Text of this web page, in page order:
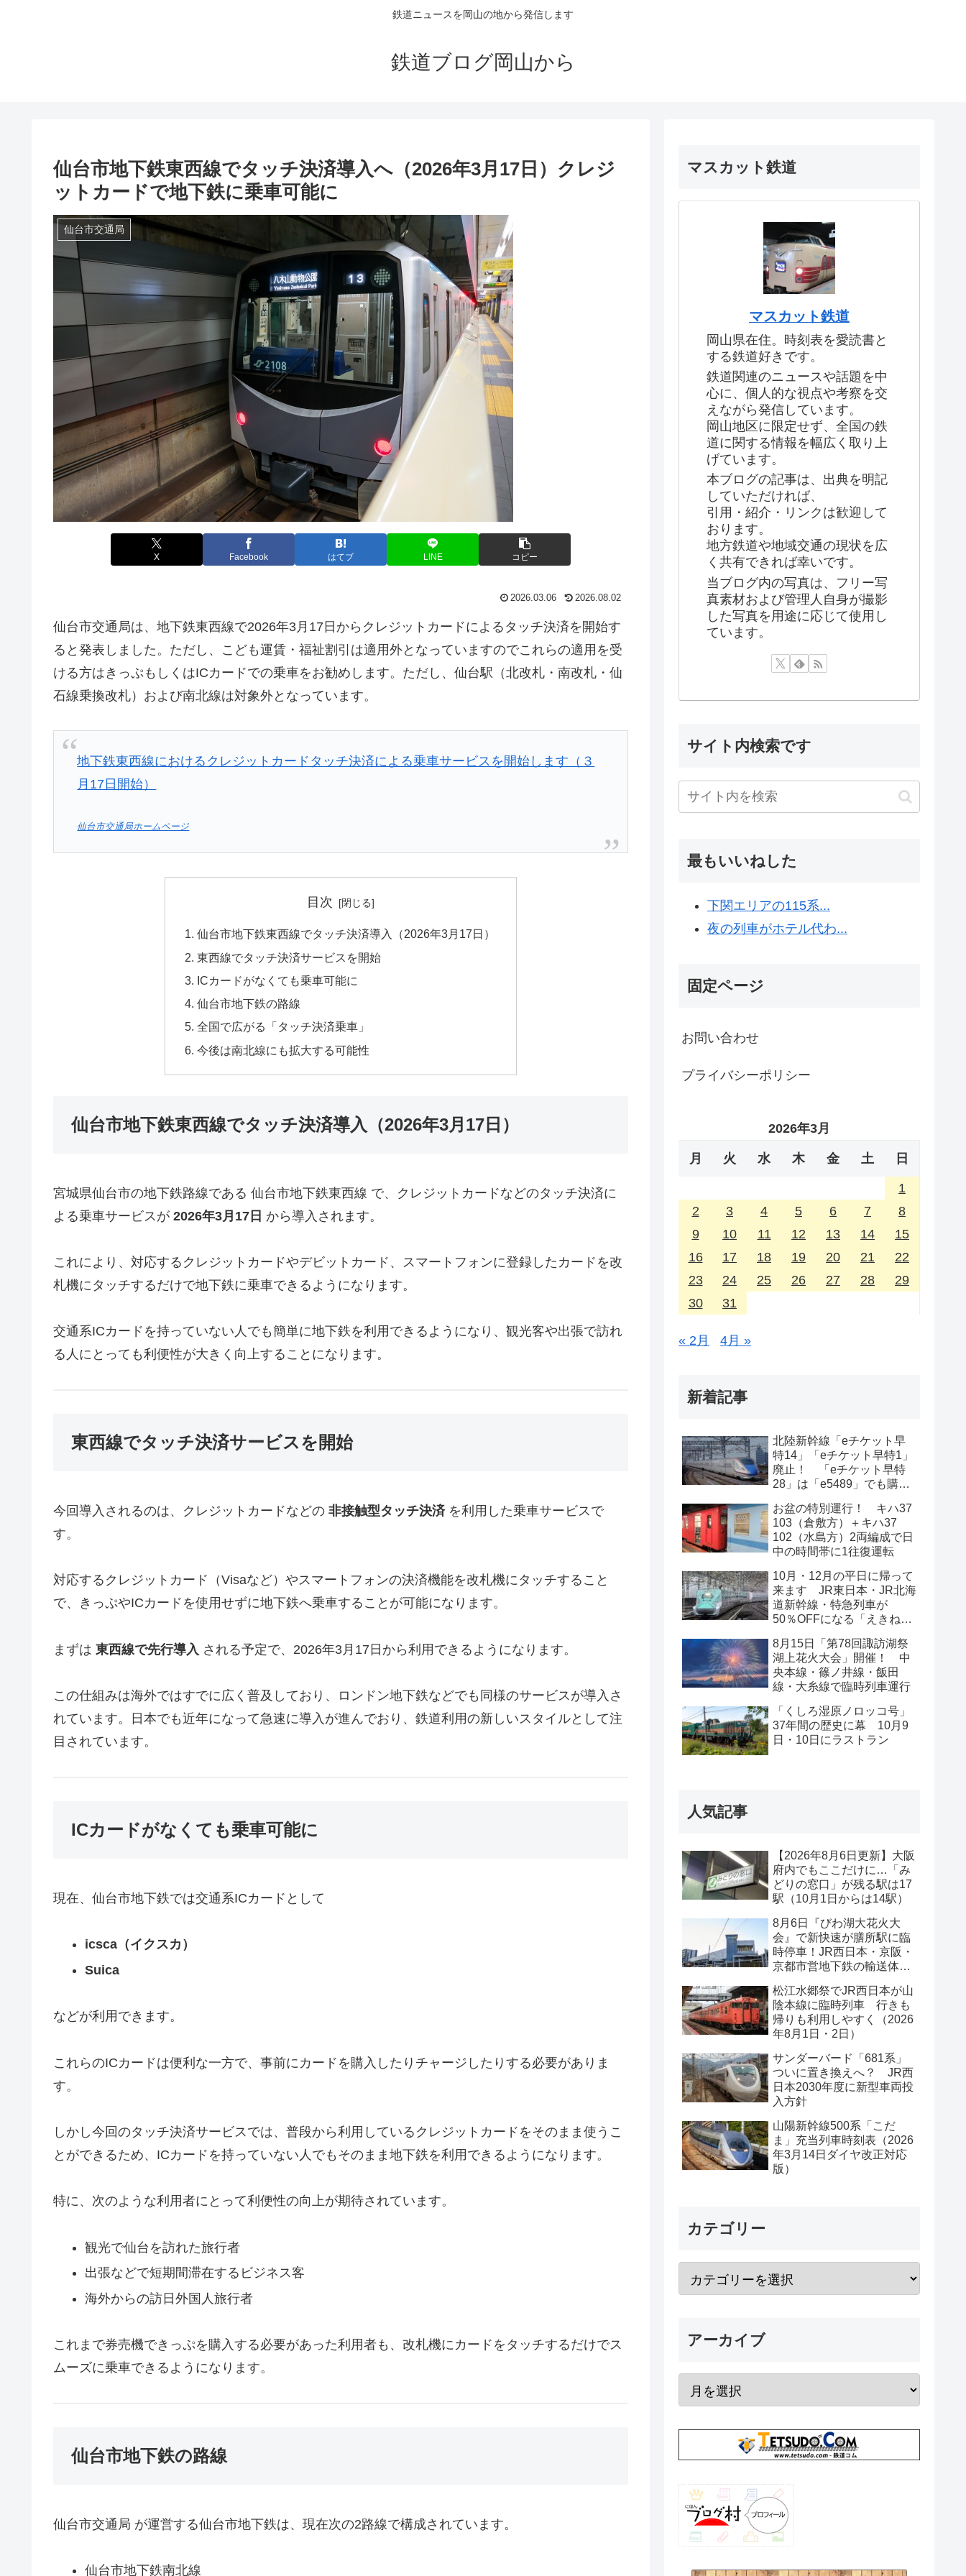
鉄道ニュースを岡山の地から発信します
鉄道ブログ岡山から
仙台市地下鉄東西線でタッチ決済導入へ（2026年3月17日）クレジ
ットカードで地下鉄に乗車可能に
仙台市交通局
X Facebook はてブ LINE コピー
2026.03.06 2026.08.02
仙台市交通局は、地下鉄東西線で2026年3月17日からクレジットカードによるタッチ決済を開始す
ると発表しました。ただし、こども運賃・福祉割引は適用外となっていますのでこれらの適用を受
ける方はきっぷもしくはICカードでの乗車をお勧めします。ただし、仙台駅（北改札・南改札・仙
石線乗換改札）および南北線は対象外となっています。
地下鉄東西線におけるクレジットカードタッチ決済による乗車サービスを開始します（３
月17日開始）
仙台市交通局ホームページ
目次
仙台市地下鉄東西線でタッチ決済導入（2026年3月17日）
東西線でタッチ決済サービスを開始
ICカードがなくても乗車可能に
仙台市地下鉄の路線
全国で広がる「タッチ決済乗車」
今後は南北線にも拡大する可能性
仙台市地下鉄東西線でタッチ決済導入（2026年3月17日）
宮城県仙台市の地下鉄路線である 仙台市地下鉄東西線 で、クレジットカードなどのタッチ決済に
よる乗車サービスが 2026年3月17日 から導入されます。
これにより、対応するクレジットカードやデビットカード、スマートフォンに登録したカードを改
札機にタッチするだけで地下鉄に乗車できるようになります。
交通系ICカードを持っていない人でも簡単に地下鉄を利用できるようになり、観光客や出張で訪れ
る人にとっても利便性が大きく向上することになります。
東西線でタッチ決済サービスを開始
今回導入されるのは、クレジットカードなどの 非接触型タッチ決済を利用した乗車サービスで
す。
対応するクレジットカード（Visaなど）やスマートフォンの決済機能を改札機にタッチすること
で、きっぷやICカードを使用せずに地下鉄へ乗車することが可能になります。
まずは 東西線で先行導入 される予定で、2026年3月17日から利用できるようになります。
この仕組みは海外ではすでに広く普及しており、ロンドン地下鉄などでも同様のサービスが導入さ
れています。日本でも近年になって急速に導入が進んでおり、鉄道利用の新しいスタイルとして注
目されています。
ICカードがなくても乗車可能に
現在、仙台市地下鉄では交通系ICカードとして
icsca（イクスカ）
Suica
などが利用できます。
これらのICカードは便利な一方で、事前にカードを購入したりチャージしたりする必要がありま
す。
しかし今回のタッチ決済サービスでは、普段から利用しているクレジットカードをそのまま使うこ
とができるため、ICカードを持っていない人でもそのまま地下鉄を利用できるようになります。
特に、次のような利用者にとって利便性の向上が期待されています。
観光で仙台を訪れた旅行者
出張などで短期間滞在するビジネス客
海外からの訪日外国人旅行者
これまで券売機できっぷを購入する必要があった利用者も、改札機にカードをタッチするだけでス
ムーズに乗車できるようになります。
仙台市地下鉄の路線
仙台市交通局 が運営する仙台市地下鉄は、現在次の2路線で構成されています。
仙台市地下鉄南北線
マスカット鉄道
マスカット鉄道
岡山県在住。時刻表を愛読書と
する鉄道好きです。
鉄道関連のニュースや話題を中
心に、個人的な視点や考察を交
えながら発信しています。
岡山地区に限定せず、全国の鉄
道に関する情報を幅広く取り上
げています。
本ブログの記事は、出典を明記
していただければ、
引用・紹介・リンクは歓迎して
おります。
地方鉄道や地域交通の現状を広
く共有できれば幸いです。
当ブログ内の写真は、フリー写
真素材および管理人自身が撮影
した写真を用途に応じて使用し
ています。
サイト内検索です
最もいいねした
下関エリアの115系...
夜の列車がホテル代わ...
固定ページ
お問い合わせ
プライバシーポリシー
2026年3月
月 火 水 木 金 土 日
1
2
3 4 5 6 7
8
9
10 11 12 13 14
15
16
17 18 19 20 21
22
23
24 25 26 27 28
29
30
31
« 2月 4月 »
新着記事
北陸新幹線「eチケット早
特14」「eチケット早特1」
廃止！ 「eチケット早特
28」は「e5489」でも購入
お盆の特別運行！ キハ37
103（倉敷方）＋キハ37
102（水島方）2両編成で日
中の時間帯に1往復運転
10月・12月の平日に帰って
来ます JR東日本・JR北海
道新幹線・特急列車が
50％OFFになる「えきねっ
8月15日「第78回諏訪湖祭
湖上花火大会」開催！ 中
央本線・篠ノ井線・飯田
線・大糸線で臨時列車運行
「くしろ湿原ノロッコ号」
37年間の歴史に幕 10月9
日・10日にラストラン
人気記事
【2026年8月6日更新】大阪
府内でもここだけに…「み
どりの窓口」が残る駅は17
駅（10月1日からは14駅）
8月6日『びわ湖大花火大
会』で新快速が膳所駅に臨
時停車！JR西日本・京阪・
京都市営地下鉄の輸送体系
松江水郷祭でJR西日本が山
陰本線に臨時列車 行きも
帰りも利用しやすく（2026
年8月1日・2日）
サンダーバード「681系」
ついに置き換えへ？ JR西
日本2030年度に新型車両投
入方針
山陽新幹線500系「こだ
ま」充当列車時刻表（2026
年3月14日ダイヤ改正対応
版）
カテゴリー
アーカイブ